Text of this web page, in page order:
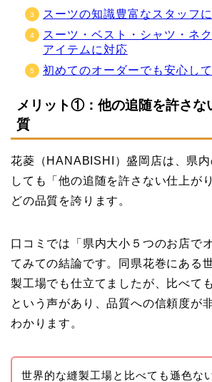
スーツの知識豊富なスタッフ
スーツ・ベスト・シャツ・ネ
アイテムに対応
初めてのオーダーでも安心し
メリット①：他の追随を許さな
質
花菱（HANABISHI）盛岡店は、県
しても「他の追随を許さない仕上が
どの品質を誇ります。
口コミでは「県内大小５つのお店で
てみての結論です。同県花巻にある
製工場でも仕立てましたが、比べて
という声があり、品質への信頼度が
わかります。
世界的な縫製工場と比べても遜色な